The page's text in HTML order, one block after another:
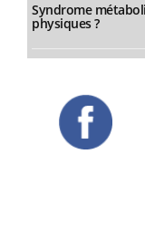
Syndrome
physiques ?